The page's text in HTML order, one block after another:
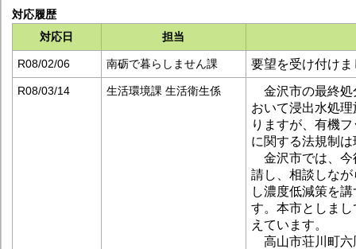
対応履歴
対応日
担当
R08/02/06 南砺で暮らしません課 要望を受け付けま
R08/03/14 生活環境課 生活衛生係
金沢市の最終処
おいて浸出水処
りますが、有機
に関する法規制
金沢市では、今
請し、相談しな
し濃度低減策を
す。本市としま
えています。
高山市荘川町六